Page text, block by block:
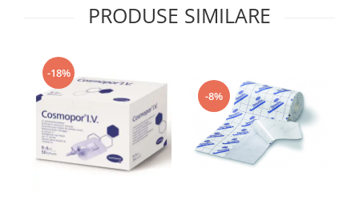
Vitamine si mineralePRODUSE SIMILARE
-18%
-8%